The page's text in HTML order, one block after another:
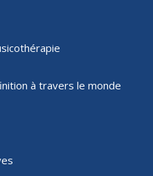
à travers le monde